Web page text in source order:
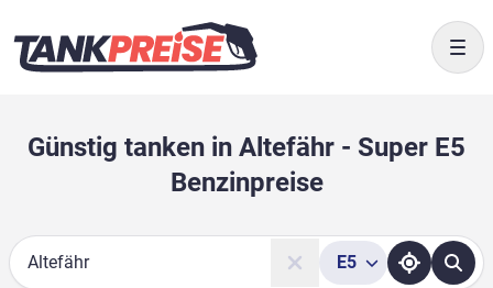
Günstig tanken in Altefähr - Super E5
Benzinpreise
Suche
E5